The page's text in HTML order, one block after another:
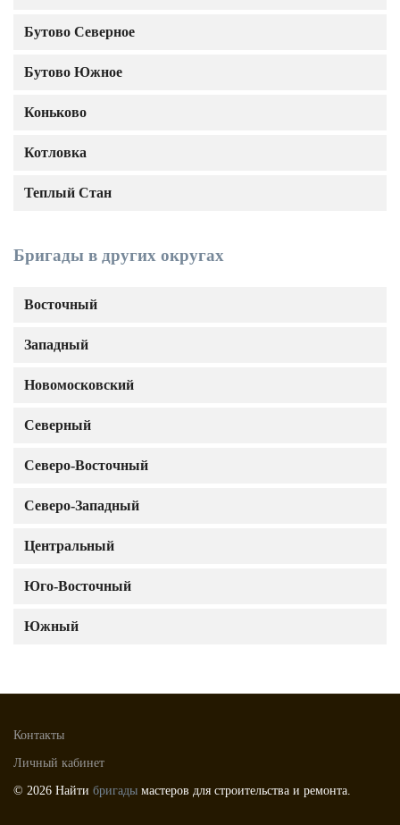
Бутово Северное
Бутово Южное
Коньково
Котловка
Теплый Стан
Бригады в других округах
Восточный
Западный
Новомосковский
Северный
Северо-Восточный
Северо-Западный
Центральный
Юго-Восточный
Южный
Контакты
Личный кабинет
© 2026 Найти бригады мастеров для строительства и ремонта.